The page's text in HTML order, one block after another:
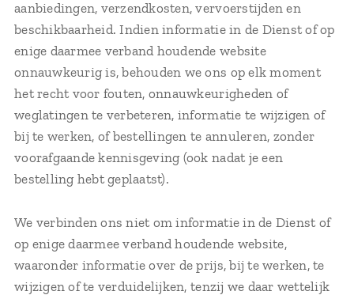
aanbiedingen, verzendkosten, vervoerstijden en
beschikbaarheid. Indien informatie in de Dienst of op
enige daarmee verband houdende website
onnauwkeurig is, behouden we ons op elk moment
het recht voor fouten, onnauwkeurigheden of
weglatingen te verbeteren, informatie te wijzigen of
bij te werken, of bestellingen te annuleren, zonder
voorafgaande kennisgeving (ook nadat je een
bestelling hebt geplaatst).
We verbinden ons niet om informatie in de Dienst of
op enige daarmee verband houdende website,
waaronder informatie over de prijs, bij te werken, te
wijzigen of te verduidelijken, tenzij we daar wettelijk